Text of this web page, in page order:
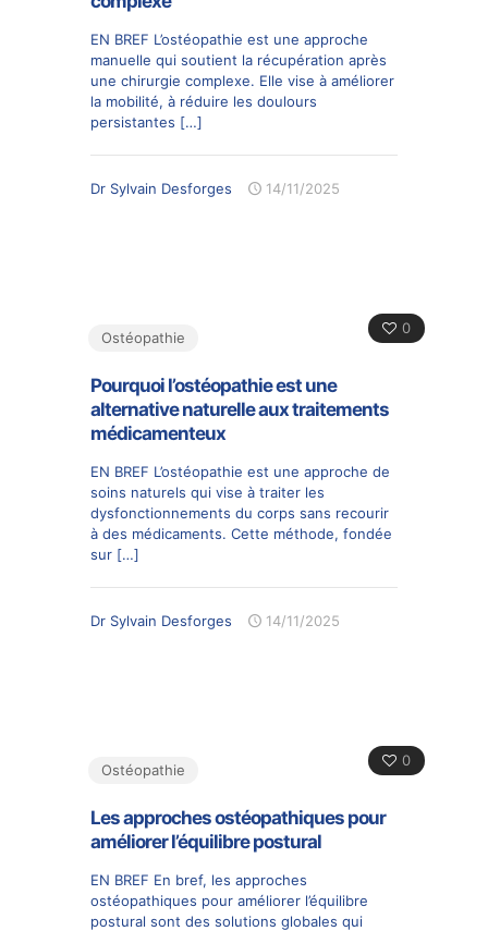
EN BREF L’ostéopathie est une approche
manuelle qui soutient la récupération après
une chirurgie complexe. Elle vise à améliorer
la mobilité, à réduire les doulours
persistantes […]
Dr Sylvain Desforges 14/11/2025
0
Ostéopathie
Pourquoi l’ostéopathie est une
alternative naturelle aux traitements
médicamenteux
EN BREF L’ostéopathie est une approche de
soins naturels qui vise à traiter les
dysfonctionnements du corps sans recourir
à des médicaments. Cette méthode, fondée
sur […]
Dr Sylvain Desforges 14/11/2025
0
Ostéopathie
Les approches ostéopathiques pour
améliorer l’équilibre postural
EN BREF En bref, les approches
ostéopathiques pour améliorer l’équilibre
postural sont des solutions globales qui